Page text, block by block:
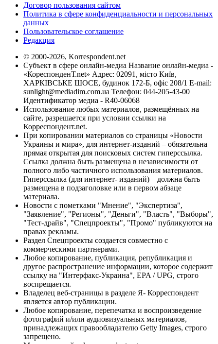
Договор пользования сайтом
Политика в сфере конфиденциальности и персональных
данных
Пользовательское соглашение
Редакция
© 2000-2026, Korrespondent.net
Субъект в сфере онлайн-медиа Название онлайн-медиа -
«КореспонденТ.net» Адрес: 02091, місто Київ,
ХАРКІВСЬКЕ ШОСЕ, будинок 172-Б, офіс 208/1 E-mail:
sunlight@mediadim.com.ua Телефон: 044-205-43-00
Идентификатор медиа - R40-06068
Использование любых материалов, размещённых на
сайте, разрешается при условии ссылки на
Корреспондент.net.
При копировании материалов со страницы «Новости
Украины и мира», для интернет-изданий – обязательна
прямая открытая для поисковых систем гиперссылка.
Ссылка должна быть размещена в независимости от
полного либо частичного использования материалов.
Гиперссылка (для интернет- изданий) – должна быть
размещена в подзаголовке или в первом абзаце
материала.
Новости с пометками "Мнение", "Экспертиза",
"Заявление", "Регионы", "Деньги", "Власть", "Выборы",
"Тест-драйв", "Спецпроекты", "Промо" публикуются на
правах рекламы.
Раздел Спецпроекты создается совместно с
коммерческими партнерами.
Любое копирование, публикация, републикация и
другое распространение информации, которое содержит
ссылку на "Интерфакс-Украина", EPA / UPG, строго
воспрещается.
Владелец веб-страницы в разделе Я- Корреспондент
является автор публикации.
Любое копирование, перепечатка и воспроизведение
фотографий и/или аудиовизуальных материалов,
принадлежащих правообладателю Getty Images, строго
запрещено.